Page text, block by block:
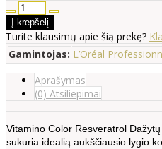
Turite klausimų apie šią prekę?
Gamintojas: L’Oréal
Aprašymas
(0) Atsiliepimai
Vitamino Color Resveratrol
sukuria idealią aukščiausio lygio